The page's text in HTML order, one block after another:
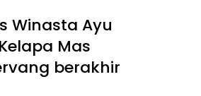
Winasta Ayu
Mas
berakhir